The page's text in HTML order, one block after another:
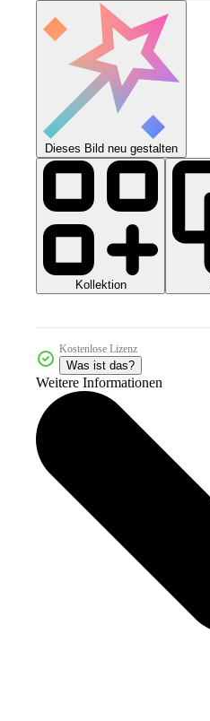
Dieses Bild neu gestalten
Kollektion
Kostenlose Lizenz
Was ist das?
Weitere Informationen